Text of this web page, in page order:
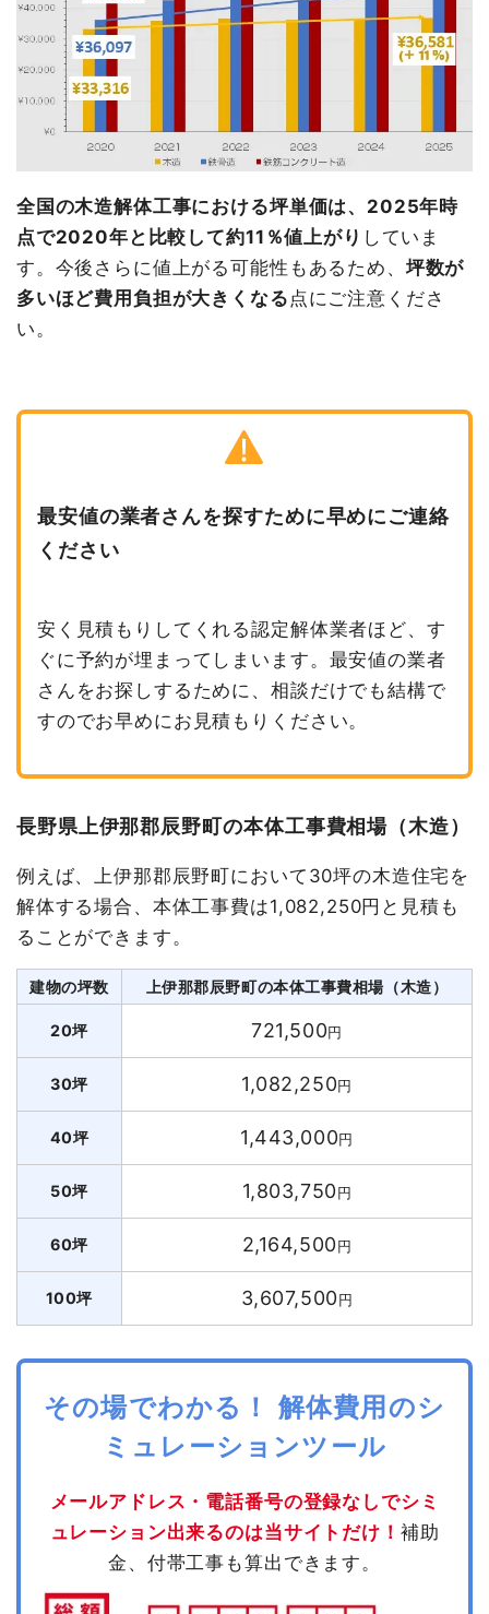
全国の木造解体工事における坪単価は、2025年時
点で2020年と比較して約11％値上がり していま
す。今後さらに値上がる可能性もあるため、 坪数が
多いほど費用負担が大きくなる 点にご注意くださ
い。
最安値の業者さんを探すために早めにご連絡
ください
安く見積もりしてくれる認定解体業者ほど、す
ぐに予約が埋まってしまいます。最安値の業者
さんをお探しするために、相談だけでも結構で
すのでお早めにお見積もりください。
長野県上伊那郡辰野町の本体工事費相場（木造）
例えば、上伊那郡辰野町において30坪の木造住宅を
解体する場合、本体工事費は1,082,250円と見積も
ることができます。
建物の坪数 上伊那郡辰野町の本体工事費相場（木造）
20坪 721,500円
30坪 1,082,250円
40坪 1,443,000円
50坪 1,803,750円
60坪 2,164,500円
100坪 3,607,500円
その場でわかる！ 解体費用のシ
ミュレーションツール
メールアドレス・電話番号の登録なしでシミ
ュレーション出来るのは当サイトだけ！ 補助
金、付帯工事も算出できます。